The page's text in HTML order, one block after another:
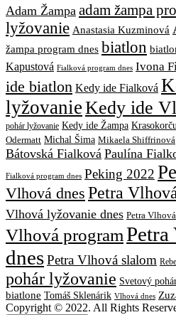
Adam Žampa adam žampa
lyžovanie Anastasia Kuzminová
žampa program dnes biatlon
Kapustová Fialková program dnes Ivona
ide biatlon Kedy ide Fialková
lyžovanieKedy ide
pohár lyžovanie Kedy ide Žampa
Odermatt Michal Šima Mikaela Shiffrinová
Bátovská Fialková Paulína
Fialková program dnes Peking 2022
Vlhová dnes Petra
Vlhová lyžovanie dnes Petra
Vlhová program
dnesPetra Vlhová slalom
pohár lyžovanie Svetový
biatlone Tomáš Sklenárik Vlhová dnes
Copyright © 2022. All Rights